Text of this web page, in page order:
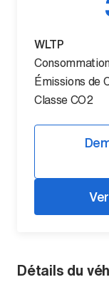
Détails du
WLTP
Émissions de
Classe CO2